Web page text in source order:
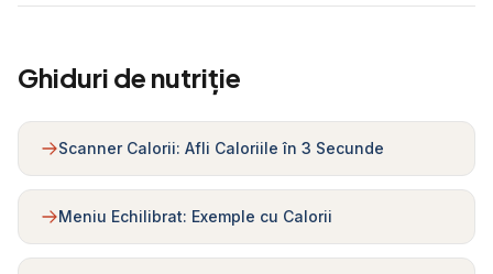
Ghiduri de nutriție
Scanner Calorii: Afli Caloriile în 3 Secunde
Meniu Echilibrat: Exemple cu Calorii